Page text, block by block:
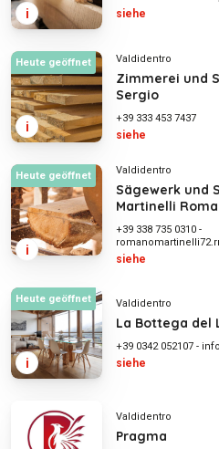
i siehe
i
Heute geöffnet Valdidentro
Zimmerei und
Sergio
+39 333 453 7437
siehe
i
Heute geöffnet Valdidentro
Sägewerk und
Martinelli
+39 338 735 0310 -
siehe
i
Heute geöffnet Valdidentro
La Bottega del
+39 0342 052107 -
siehe
Valdidentro
Pragma